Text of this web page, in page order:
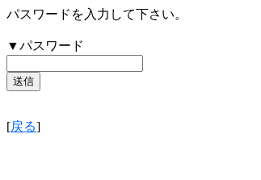
パスワードを入力して下さい。
▼パスワード
[戻る]